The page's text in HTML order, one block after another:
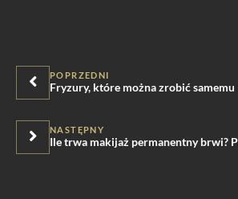
POPRZEDNI
NASTĘPNY